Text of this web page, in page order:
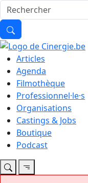
Articles
Agenda
Filmothèque
Professionnel·le·s
Organisations
Castings & Jobs
Boutique
Podcast